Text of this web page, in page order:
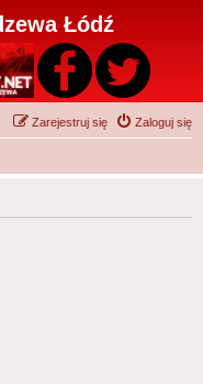
Łódź
Zaloguj się
Zarejestruj się